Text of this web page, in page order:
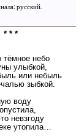
русский.
* * *
тёмное небо
улыбкой,
или небыль
зыбкой.
воду
невзгоду
утопила…